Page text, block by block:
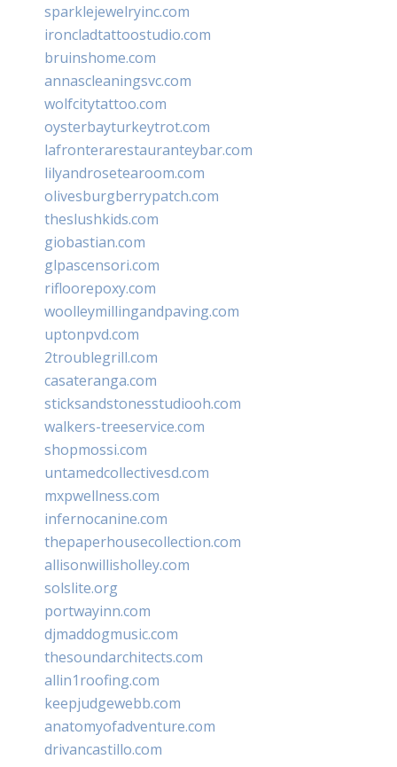
sparklejewelryinc.com
ironcladtattoostudio.com
bruinshome.com
annascleaningsvc.com
wolfcitytattoo.com
oysterbayturkeytrot.com
lafronterarestauranteybar.com
lilyandrosetearoom.com
olivesburgberrypatch.com
theslushkids.com
giobastian.com
glpascensori.com
rifloorepoxy.com
woolleymillingandpaving.com
uptonpvd.com
2troublegrill.com
casateranga.com
sticksandstonesstudiooh.com
walkers-treeservice.com
shopmossi.com
untamedcollectivesd.com
mxpwellness.com
infernocanine.com
thepaperhousecollection.com
allisonwillisholley.com
solslite.org
portwayinn.com
djmaddogmusic.com
thesoundarchitects.com
allin1roofing.com
keepjudgewebb.com
anatomyofadventure.com
drivancastillo.com